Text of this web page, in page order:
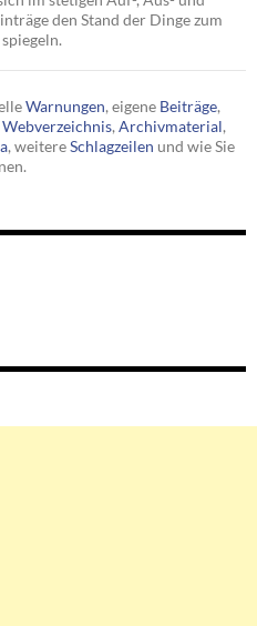
den Stand der Dinge zum
Warnungen, eigene Beiträge,
Webverzeichnis, Archivmaterial,
, weitereSchlagzeilen und wie Sie